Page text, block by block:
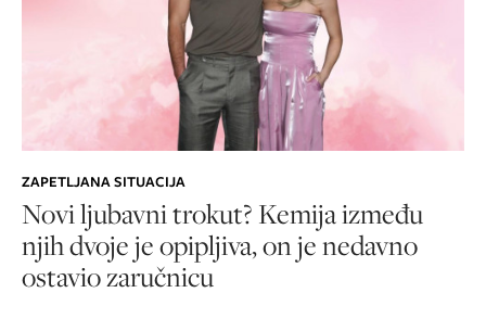
ZAPETLJANA SITUACIJA
Novi ljubavni trokut? Kemija između
njih dvoje je opipljiva, on je nedavno
ostavio zaručnicu